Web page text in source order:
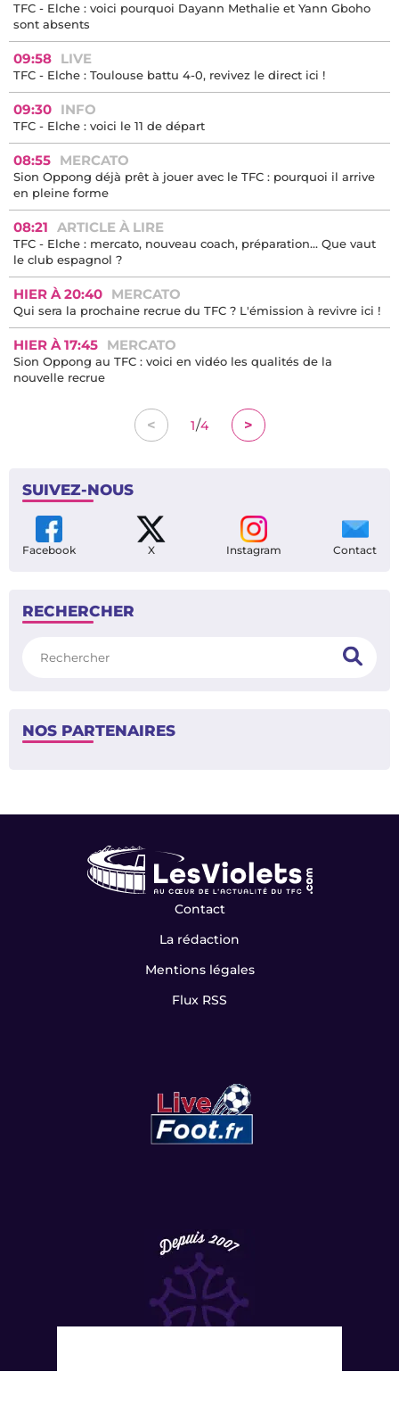
TFC - Elche : voici pourquoi Dayann Methalie et Yann Gboho
sont absents
09:58 LIVE
TFC - Elche : Toulouse battu 4-0, revivez le direct ici !
09:30 INFO
TFC - Elche : voici le 11 de départ
08:55 MERCATO
Sion Oppong déjà prêt à jouer avec le TFC : pourquoi il arrive
en pleine forme
08:21 ARTICLE À LIRE
TFC - Elche : mercato, nouveau coach, préparation… Que vaut
le club espagnol ?
HIER À 20:40 MERCATO
Qui sera la prochaine recrue du TFC ? L'émission à revivre ici !
HIER À 17:45 MERCATO
Sion Oppong au TFC : voici en vidéo les qualités de la
nouvelle recrue
< 1/4 >
SUIVEZ-NOUS
Facebook X Instagram Contact
RECHERCHER
NOS PARTENAIRES
Contact
La rédaction
Mentions légales
Flux RSS